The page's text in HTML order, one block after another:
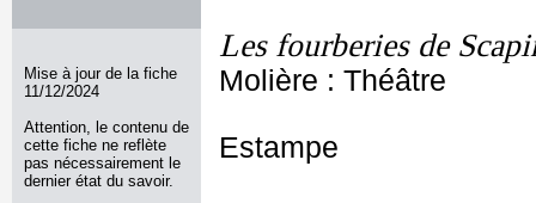
Mise à jour de la fiche
11/12/2024
Attention, le contenu de
cette fiche ne reflète
pas nécessairement le
dernier état du savoir.
Les fourberies de
Molière : Théâtre
Estampe